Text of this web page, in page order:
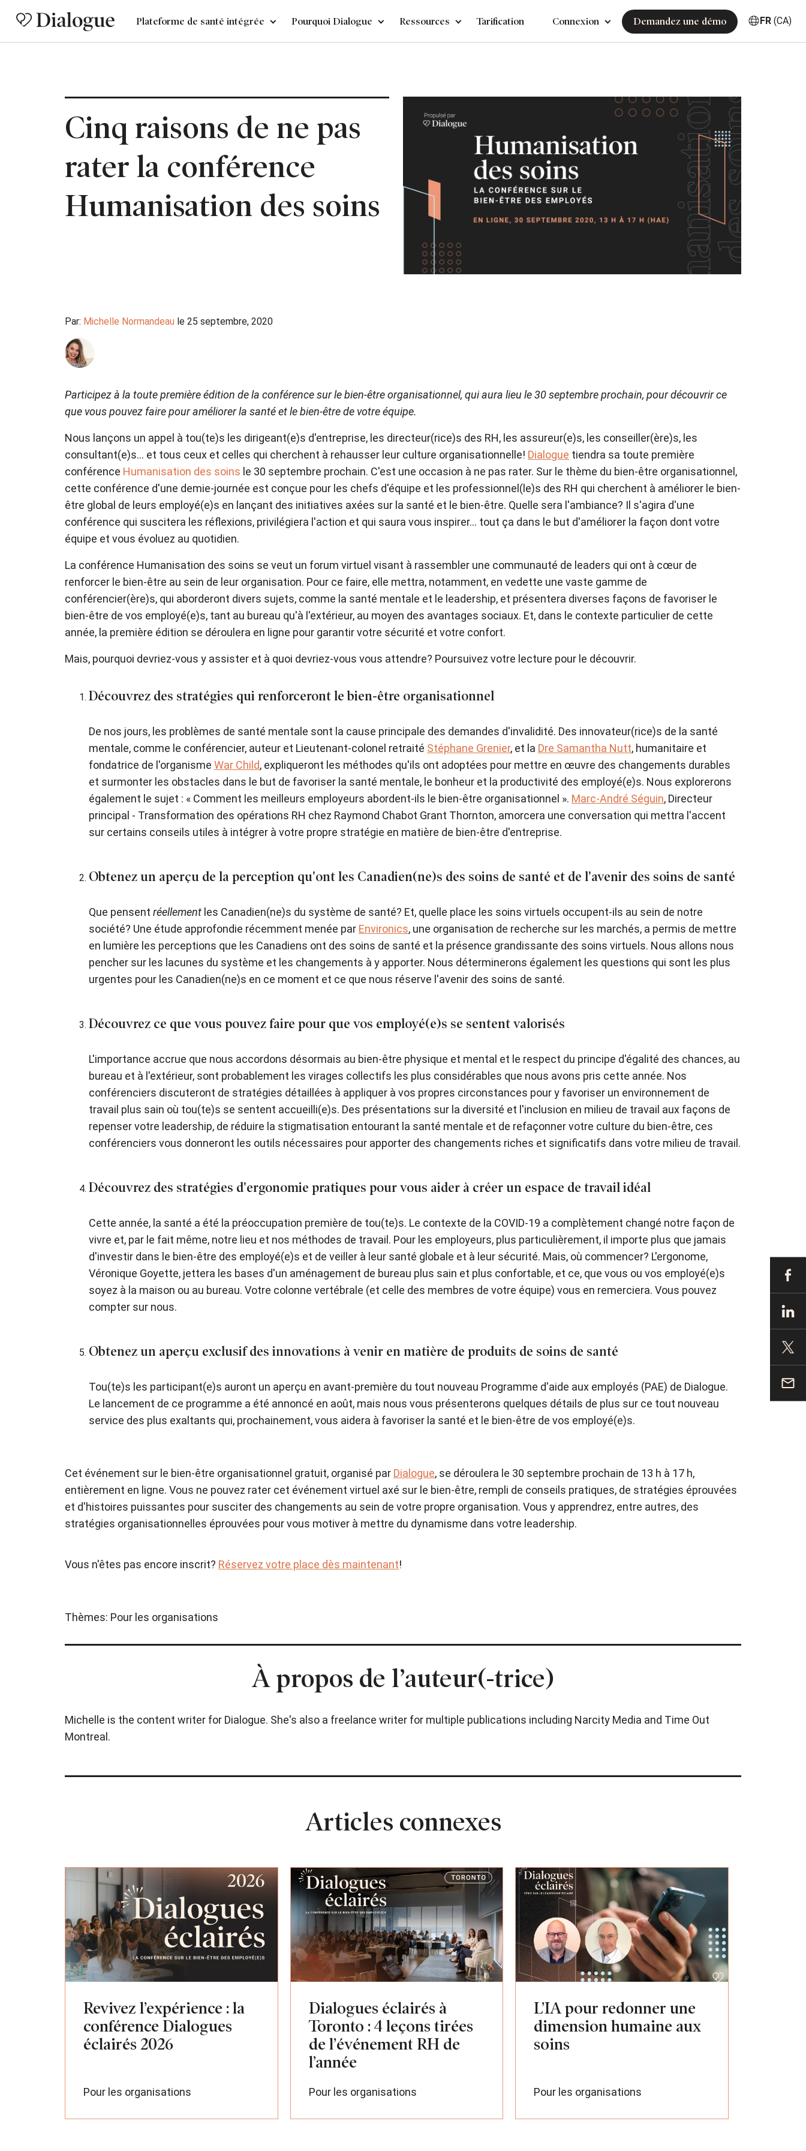
Plateforme de santé intégrée Pourquoi Dialogue Ressources Tarification Connexion Demandez une démo FR (CA)
Cinq raisons de ne pas
rater la conférence
Humanisation des soins
Par: Michelle Normandeau le 25 septembre, 2020
Participez à la toute première édition de la conférence sur le bien-être organisationnel, qui aura lieu le 30 septembre prochain, pour découvrir ce
que vous pouvez faire pour améliorer la santé et le bien-être de votre équipe.
Nous lançons un appel à tou(te)s les dirigeant(e)s d'entreprise, les directeur(rice)s des RH, les assureur(e)s, les conseiller(ère)s, les
consultant(e)s... et tous ceux et celles qui cherchent à rehausser leur culture organisationnelle! Dialogue tiendra sa toute première
conférence Humanisation des soins le 30 septembre prochain. C'est une occasion à ne pas rater. Sur le thème du bien-être organisationnel,
cette conférence d'une demie-journée est conçue pour les chefs d'équipe et les professionnel(le)s des RH qui cherchent à améliorer le bien-
être global de leurs employé(e)s en lançant des initiatives axées sur la santé et le bien-être. Quelle sera l'ambiance? Il s'agira d'une
conférence qui suscitera les réflexions, privilégiera l'action et qui saura vous inspirer... tout ça dans le but d'améliorer la façon dont votre
équipe et vous évoluez au quotidien.
La conférence Humanisation des soins se veut un forum virtuel visant à rassembler une communauté de leaders qui ont à cœur de
renforcer le bien-être au sein de leur organisation. Pour ce faire, elle mettra, notamment, en vedette une vaste gamme de
conférencier(ère)s, qui aborderont divers sujets, comme la santé mentale et le leadership, et présentera diverses façons de favoriser le
bien-être de vos employé(e)s, tant au bureau qu'à l'extérieur, au moyen des avantages sociaux. Et, dans le contexte particulier de cette
année, la première édition se déroulera en ligne pour garantir votre sécurité et votre confort.
Mais, pourquoi devriez-vous y assister et à quoi devriez-vous vous attendre? Poursuivez votre lecture pour le découvrir.
Découvrez des stratégies qui renforceront le bien-être organisationnel
De nos jours, les problèmes de santé mentale sont la cause principale des demandes d'invalidité. Des innovateur(rice)s de la santé
mentale, comme le conférencier, auteur et Lieutenant-colonel retraité Stéphane Grenier, et la Dre Samantha Nutt, humanitaire et
fondatrice de l'organisme War Child, expliqueront les méthodes qu'ils ont adoptées pour mettre en œuvre des changements durables
et surmonter les obstacles dans le but de favoriser la santé mentale, le bonheur et la productivité des employé(e)s. Nous explorerons
également le sujet : « Comment les meilleurs employeurs abordent-ils le bien-être organisationnel ». Marc-André Séguin, Directeur
principal - Transformation des opérations RH chez Raymond Chabot Grant Thornton, amorcera une conversation qui mettra l'accent
sur certains conseils utiles à intégrer à votre propre stratégie en matière de bien-être d'entreprise.
Obtenez un aperçu de la perception qu'ont les Canadien(ne)s des soins de santé et de l'avenir des soins de santé
Que pensent réellement les Canadien(ne)s du système de santé? Et, quelle place les soins virtuels occupent-ils au sein de notre
société? Une étude approfondie récemment menée par Environics, une organisation de recherche sur les marchés, a permis de mettre
en lumière les perceptions que les Canadiens ont des soins de santé et la présence grandissante des soins virtuels. Nous allons nous
pencher sur les lacunes du système et les changements à y apporter. Nous déterminerons également les questions qui sont les plus
urgentes pour les Canadien(ne)s en ce moment et ce que nous réserve l'avenir des soins de santé.
Découvrez ce que vous pouvez faire pour que vos employé(e)s se sentent valorisés
L'importance accrue que nous accordons désormais au bien-être physique et mental et le respect du principe d'égalité des chances, au
bureau et à l'extérieur, sont probablement les virages collectifs les plus considérables que nous avons pris cette année. Nos
conférenciers discuteront de stratégies détaillées à appliquer à vos propres circonstances pour y favoriser un environnement de
travail plus sain où tou(te)s se sentent accueilli(e)s. Des présentations sur la diversité et l'inclusion en milieu de travail aux façons de
repenser votre leadership, de réduire la stigmatisation entourant la santé mentale et de refaçonner votre culture du bien-être, ces
conférenciers vous donneront les outils nécessaires pour apporter des changements riches et significatifs dans votre milieu de travail.
Découvrez des stratégies d'ergonomie pratiques pour vous aider à créer un espace de travail idéal
Cette année, la santé a été la préoccupation première de tou(te)s. Le contexte de la COVID-19 a complètement changé notre façon de
vivre et, par le fait même, notre lieu et nos méthodes de travail. Pour les employeurs, plus particulièrement, il importe plus que jamais
d'investir dans le bien-être des employé(e)s et de veiller à leur santé globale et à leur sécurité. Mais, où commencer? L'ergonome,
Véronique Goyette, jettera les bases d'un aménagement de bureau plus sain et plus confortable, et ce, que vous ou vos employé(e)s
soyez à la maison ou au bureau. Votre colonne vertébrale (et celle des membres de votre équipe) vous en remerciera. Vous pouvez
compter sur nous.
Obtenez un aperçu exclusif des innovations à venir en matière de produits de soins de santé
Tou(te)s les participant(e)s auront un aperçu en avant-première du tout nouveau Programme d'aide aux employés (PAE) de Dialogue.
Le lancement de ce programme a été annoncé en août, mais nous vous présenterons quelques détails de plus sur ce tout nouveau
service des plus exaltants qui, prochainement, vous aidera à favoriser la santé et le bien-être de vos employé(e)s.
Cet événement sur le bien-être organisationnel gratuit, organisé par Dialogue, se déroulera le 30 septembre prochain de 13 h à 17 h,
entièrement en ligne. Vous ne pouvez rater cet événement virtuel axé sur le bien-être, rempli de conseils pratiques, de stratégies éprouvées
et d'histoires puissantes pour susciter des changements au sein de votre propre organisation. Vous y apprendrez, entre autres, des
stratégies organisationnelles éprouvées pour vous motiver à mettre du dynamisme dans votre leadership.
Vous n'êtes pas encore inscrit? Réservez votre place dès maintenant!
Thèmes: Pour les organisations
À propos de l’auteur(-trice)
Michelle is the content writer for Dialogue. She's also a freelance writer for multiple publications including Narcity Media and Time Out
Montreal.
Articles connexes
Revivez l’expérience : la
conférence Dialogues
éclairés 2026
Pour les organisations
Dialogues éclairés à
Toronto : 4 leçons tirées
de l’événement RH de
l’année
Pour les organisations
L’IA pour redonner une
dimension humaine aux
soins
Pour les organisations